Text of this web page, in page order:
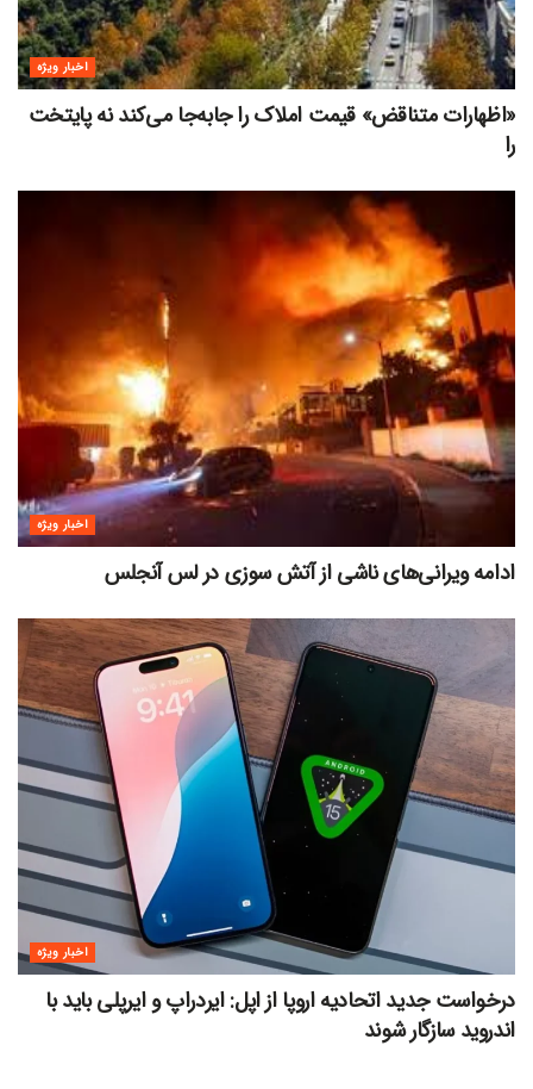
اخبار ویژه
«اظهارات متناقض» قیمت‌ املاک را جابه‌جا می‌کند نه پایتخت
را
اخبار ویژه
ادامه ویرانی‌های ناشی از آتش سوزی در لس آنجلس
اخبار ویژه
درخواست جدید اتحادیه اروپا از اپل: ایردراپ و ایرپلی باید با
اندروید سازگار شوند